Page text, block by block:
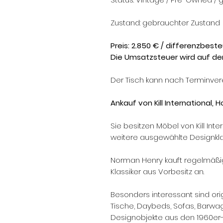
Zustand: gebrauchter Zustand
Preis: 2.850 € /
Die Umsatzsteuer wird auf
Der Tisch kann nach
Ankauf von Kill International,
Sie besitzen Möbel von Kill
weitere ausgewählte
Norman Henry kauft
Klassiker aus Vorbesitz an.
Besonders interessant sind
Tische, Daybeds, Sofas,
Designobjekte aus den